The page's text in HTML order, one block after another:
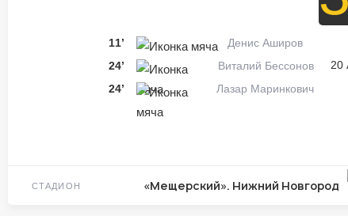
11’
Денис Аширов
24’
Виталий Бессонов
24’
Лазар Маринкович
20
СТАДИОН «Мещерский». Нижний Новгород